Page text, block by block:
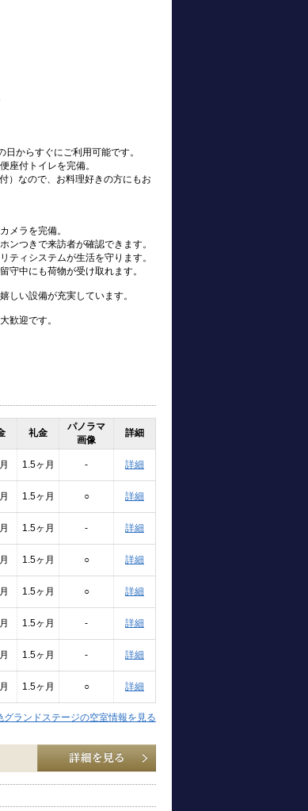
からすぐにご利用可能です。
座付トイレを完備。
）なので、お料理好きの方にもお
メラを完備。
ンつきで来訪者が確認できます。
ティシステムが生活を守ります。
守中にも荷物が受け取れます。
しい設備が充実しています。
歓迎です。
礼金
パノラマ
画像
詳細
1.5ヶ月 - 詳細
1.5ヶ月 ○ 詳細
1.5ヶ月 - 詳細
1.5ヶ月 ○ 詳細
1.5ヶ月 ○ 詳細
1.5ヶ月 - 詳細
1.5ヶ月 - 詳細
1.5ヶ月 ○ 詳細
グランドステージの空室情報を見る